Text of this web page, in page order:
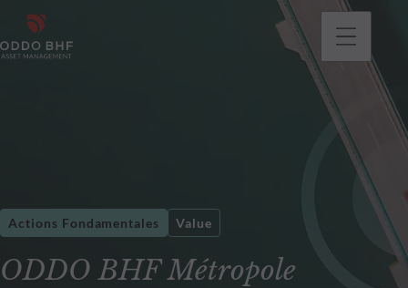
ODDO BHF Métropole
Actions Fondamentales Value